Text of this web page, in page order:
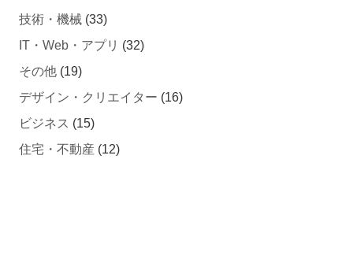
技術・機械 (33)
IT・Web・アプリ (32)
その他 (19)
デザイン・クリエイター (16)
ビジネス (15)
住宅・不動産 (12)